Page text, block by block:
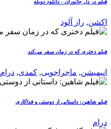
فیلم در دل جانوران - دانلود دوبله
اکشن, راز آلود
فیلم دختری که در زمان سفر می‌کند
انیمیشن, ماجراجویی, کمدی, درام
فیلم شاهین: داستانی از دوستی و فداکاری
درام